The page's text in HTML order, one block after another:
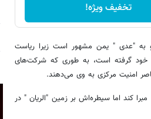
تخفیف ویژه!
به "عدی " یمن مشهور است زیرا ریاست
خود گرفته است، به طوری که شرکت‌های
امنیت مرکزی به وی می‌دهند.
کند اما سیطره‌اش بر زمین "الریان " در